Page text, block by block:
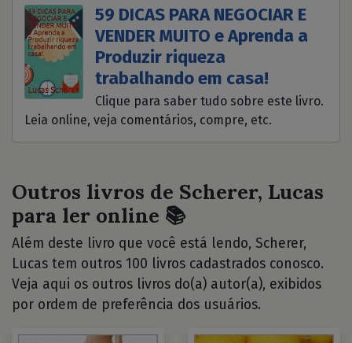
59 DICAS PARA NEGOCIAR E
VENDER MUITO e Aprenda a
Produzir riqueza
trabalhando em casa!
Clique para saber tudo sobre este livro.
Leia online, veja comentários, compre, etc.
Outros livros de Scherer, Lucas
para ler online 📚
Além deste livro que você está lendo, Scherer,
Lucas tem outros 100 livros cadastrados conosco.
Veja aqui os outros livros do(a) autor(a), exibidos
por ordem de preferência dos usuários.